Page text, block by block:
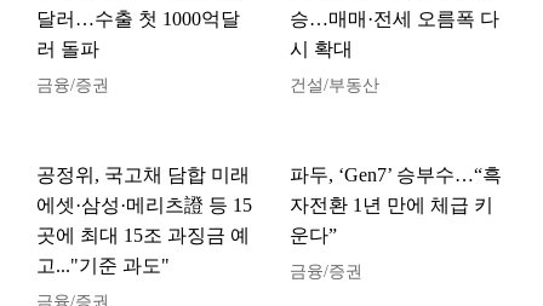
달러…수출 첫 1000억달
러 돌파
금융/증권
승…매매·전세 오름폭 다
시 확대
건설/부동산
공정위, 국고채 담합 미래
에셋·삼성·메리츠證 등 15
곳에 최대 15조 과징금 예
고..."기준 과도"
금융/증권
파두, ‘Gen7’ 승부수…“흑
자전환 1년 만에 체급 키
운다”
금융/증권